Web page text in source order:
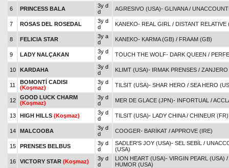
6 PRINCESS BALA
3y d
d
AGRESIVO (USA)- GLIVANA/
7 ROSAS DEL ROSEDAL
3y d
d
KANEKO- REAL GIRL / DISTANT RELATIVE
8 FELICIA STAR
3y a
d
KANEKO- KARMA (GB) / FRAAM (GB)
9 LADY NALÇAKAN
3y d
d
TOUCH THE WOLF- DARK QUEEN /
10 KARDAHA
3y d
d
KLIMT (USA)- IRMAK PRENSES / ZANJERO
11
BOMONTİ CADISI
(Koşmaz)
3y d
d
TILSIT (USA)- SHAR HERO / SEA HERO
12
GOOD LUCK CHARM
(Koşmaz)
3y d
d
MER DE GLACE (JPN)- INFORTUAL /
13 HIGH HILLS (Koşmaz)
3y d
d
TILSIT (USA)- LADY CHINA/ CHINEUR (FR)
14 MALCOOBA
3y d
d
COOGER- BARİKAT /APPROVE (IRE)
15 PRENSES BELBUS
3y d
d
SADLER'S JOY (USA)- SEL SEBİL /
(USA)
16
VICTORY STAR (Koşmaz)
3y d
d
LION HEART (USA)- VIRGIN PEARL (USA) /
HUMOR (USA)